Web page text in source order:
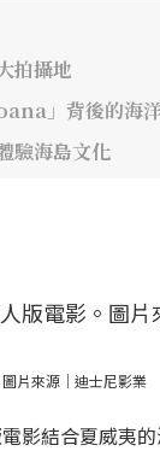
拍攝地
」背後的海
驗海島文化
片來源｜迪士尼影業
影結合夏威夷